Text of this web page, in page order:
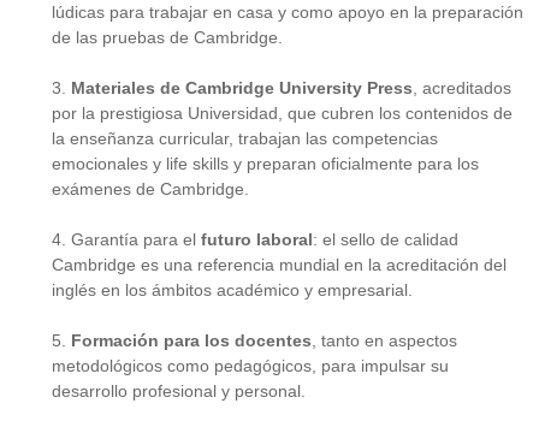
lúdicas para trabajar en casa y como apoyo en la preparación
de las pruebas de Cambridge.
3. Materiales de Cambridge University Press, acreditados
por la prestigiosa Universidad, que cubren los contenidos de
la enseñanza curricular, trabajan las competencias
emocionales y life skills y preparan oficialmente para los
exámenes de Cambridge.
4. Garantía para el futuro laboral: el sello de calidad
Cambridge es una referencia mundial en la acreditación del
inglés en los ámbitos académico y empresarial.
5. Formación para los docentes, tanto en aspectos
metodológicos como pedagógicos, para impulsar su
desarrollo profesional y personal.